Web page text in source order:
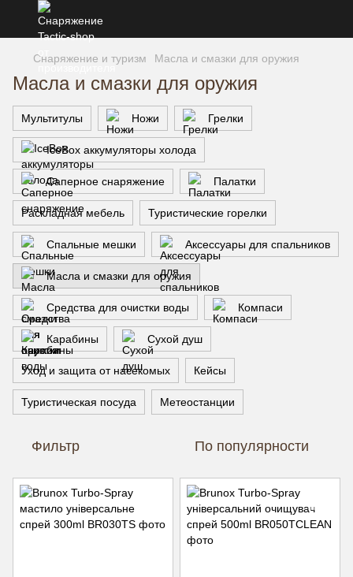
Снаряжение и туризм Масла и смазки для оружия
Масла и смазки для оружия
Мультитулы Ножи Грелки
IceBox аккумуляторы холода
Саперное снаряжение Палатки
Раскладная мебель Туристические горелки
Спальные мешки Аксессуары для спальников
Масла и смазки для оружия
Средства для очистки воды Компаси
Карабины Сухой душ
Уход и защита от насекомых Кейсы
Туристическая посуда Метеостанции
Фильтр По популярности